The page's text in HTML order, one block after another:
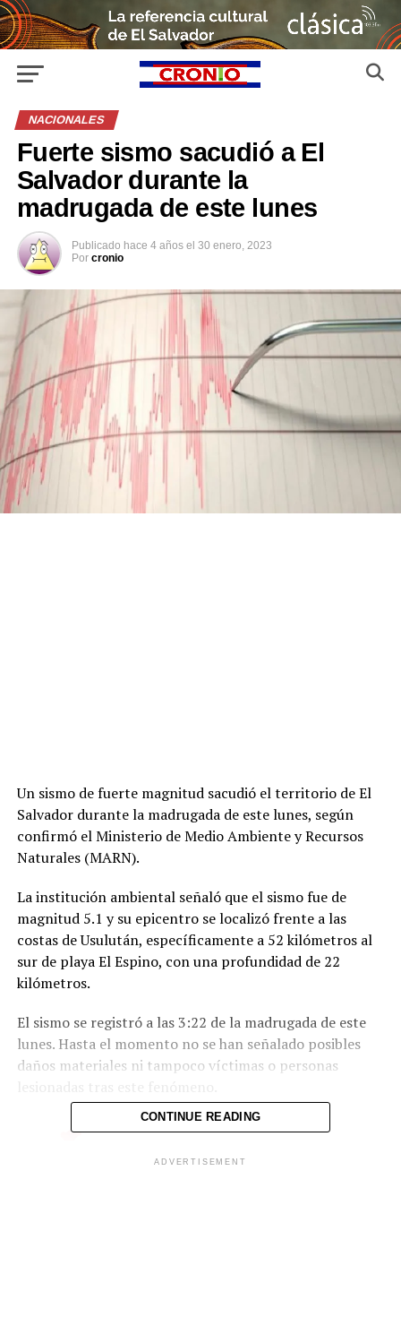
NACIONALES
Fuerte sismo sacudió a El
Salvador durante la
madrugada de este lunes
Publicado hace 4 años el 30 enero, 2023
Por cronio
Un sismo de fuerte magnitud sacudió el territorio de El
Salvador durante la madrugada de este lunes, según
confirmó el Ministerio de Medio Ambiente y Recursos
Naturales (MARN).
La institución ambiental señaló que el sismo fue de
magnitud 5.1 y su epicentro se localizó frente a las
costas de Usulután, específicamente a 52 kilómetros al
sur de playa El Espino, con una profundidad de 22
kilómetros.
El sismo se registró a las 3:22 de la madrugada de este
lunes. Hasta el momento no se han señalado posibles
daños materiales ni tampoco víctimas o personas
#ElObservatorioInforma
CONTINUE READING
ADVERTISEMENT